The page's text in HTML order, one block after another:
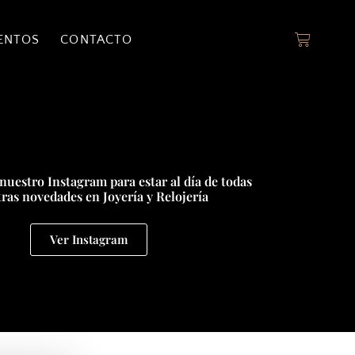
CONTACTO
Instagram para estar al día de todas
novedades en Joyería y Relojería
Ver Instagram